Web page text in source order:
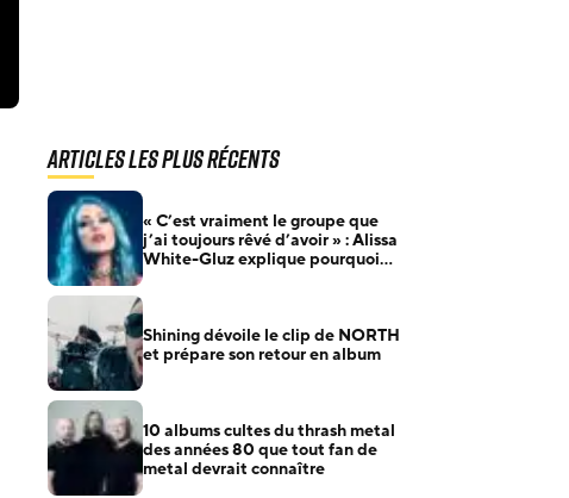
Articles les plus récents
« C’est vraiment le groupe que
j’ai toujours rêvé d’avoir » : Alissa
White-Gluz explique pourquoi
Shining dévoile le clip de NORTH
et prépare son retour en album
10 albums cultes du thrash metal
des années 80 que tout fan de
metal devrait connaître